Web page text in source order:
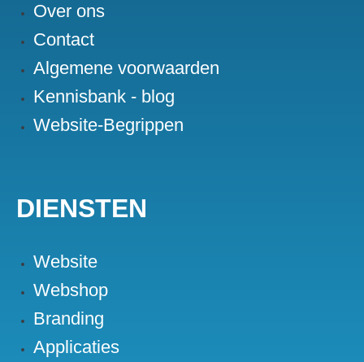
Over ons
Contact
Algemene voorwaarden
Kennisbank - blog
Website-Begrippen
DIENSTEN
Website
Webshop
Branding
Applicaties